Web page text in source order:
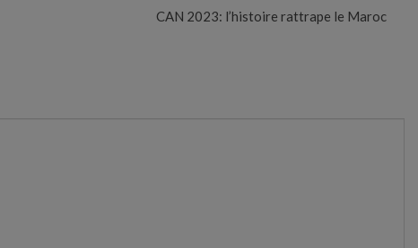
CAN 2023: l’histoire rattrape le Maroc